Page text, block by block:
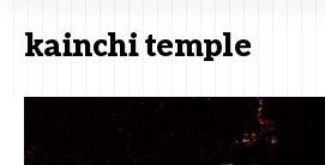
kainchi temple